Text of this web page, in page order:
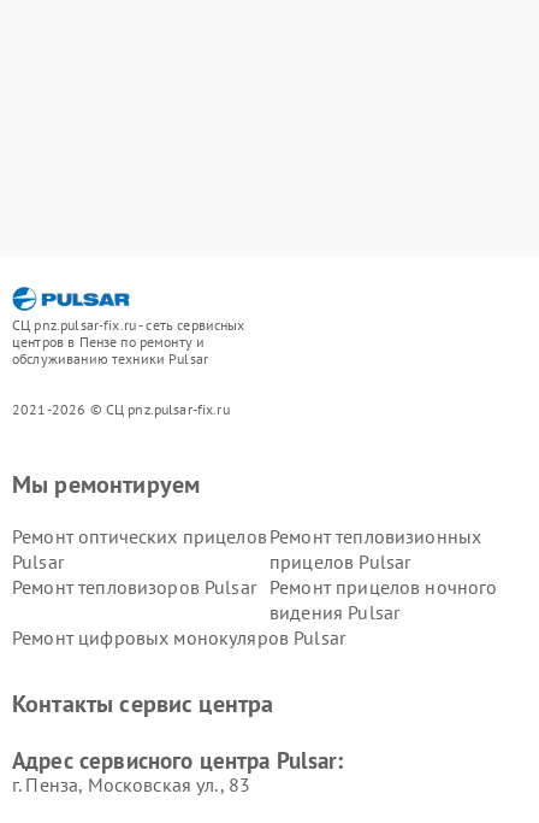
СЦ pnz.pulsar-fix.ru - сеть сервисных
центров в Пензе по ремонту и
обслуживанию техники Pulsar
2021-2026 © СЦ pnz.pulsar-fix.ru
Мы ремонтируем
Ремонт оптических прицелов
Pulsar
Ремонт тепловизионных
прицелов Pulsar
Ремонт тепловизоров Pulsar
Ремонт прицелов ночного
видения Pulsar
Ремонт цифровых монокуляров Pulsar
Контакты сервис центра
Адрес сервисного центра Pulsar:
г. Пенза, Московская ул., 83